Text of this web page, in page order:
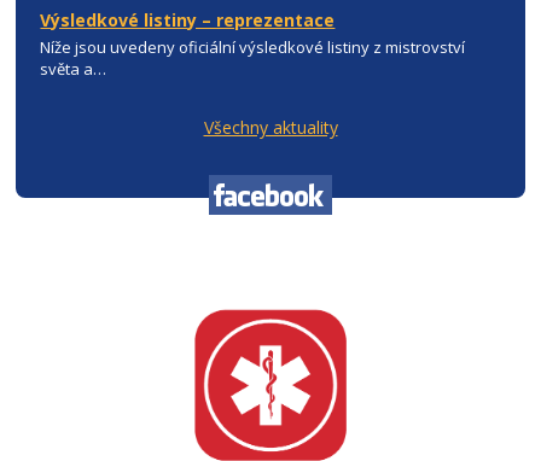
Výsledkové listiny – reprezentace
Níže jsou uvedeny oficiální výsledkové listiny z mistrovství
světa a…
Všechny aktuality